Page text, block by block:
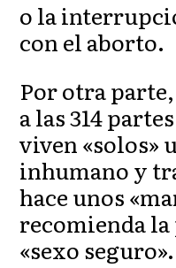
o la
con el aborto.
Por otra
a las 314
viven «solos»
inhumano y
hace unos
recomienda
«sexo seguro».